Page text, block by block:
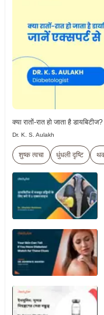
क्या रातों-रात हो जाता है
Dr. K. S. Aulakh
शुष्क त्वचा धुंधली दृष्टि